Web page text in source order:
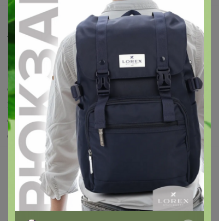
Все предложения
Анонсы
Новости
Поддержка альпак
Самое выгодное
Хиты продаж
Самое желанное
Самое быстрое
Начать зарабатывать с 24-ok
Picabox.ru - Лучшее место для ваших изображений
Розыгрыш - Генератор случайных чисел
Пульс нашего маркетплейса